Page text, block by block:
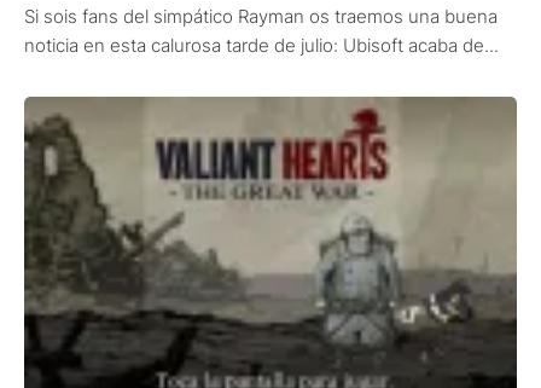
Si sois fans del simpático Rayman os traemos una buena
noticia en esta calurosa tarde de julio: Ubisoft acaba de...